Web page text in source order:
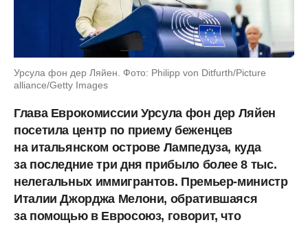
Урсула фон дер Ляйен. Фото: Philipp von Ditfurth/Picture
alliance/Getty Images
Глава Еврокомиссии Урсула фон дер Ляйен
посетила центр по приему беженцев
на итальянском острове Лампедуза, куда
за последние три дня прибыло более 8 тыс.
нелегальных иммигрантов. Премьер-министр
Италии Джорджа Мелони, обратившаяся
за помощью в Евросоюз, говорит, что